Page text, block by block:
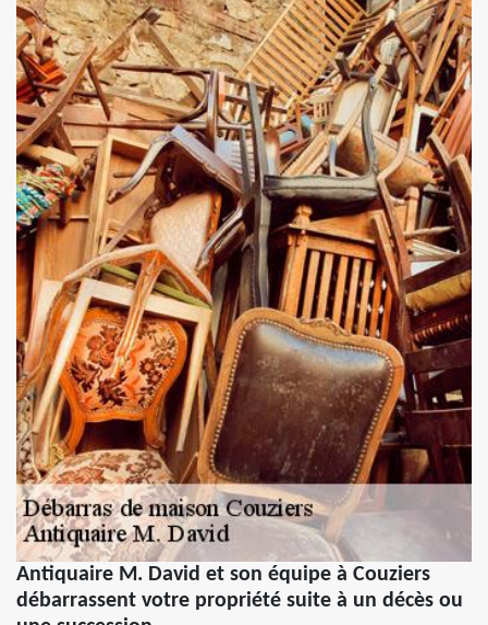
Antiquaire M. David et son équipe à Couziers
débarrassent votre propriété suite à un décès ou